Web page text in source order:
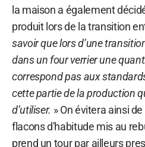
la maison a également
produit lors de la transition
savoir que lors d’une
dans un four verrier une
correspond pas aux
cette partie de la production
d’utiliser. » On évitera ainsi
flacons d'habitude mis au
prend un tour par ailleurs